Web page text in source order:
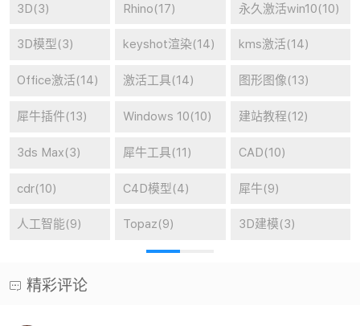
3D(3) Rhino(17) 永久激活win10(10)
3D模型(3) keyshot渲染(14) kms激活(14)
Office激活(14) 激活工具(14) 图形图像(13)
犀牛插件(13) Windows 10(10) 建站教程(12)
3ds Max(3) 犀牛工具(11) CAD(10)
cdr(10) C4D模型(4) 犀牛(9)
人工智能(9) Topaz(9) 3D建模(3)
精彩评论